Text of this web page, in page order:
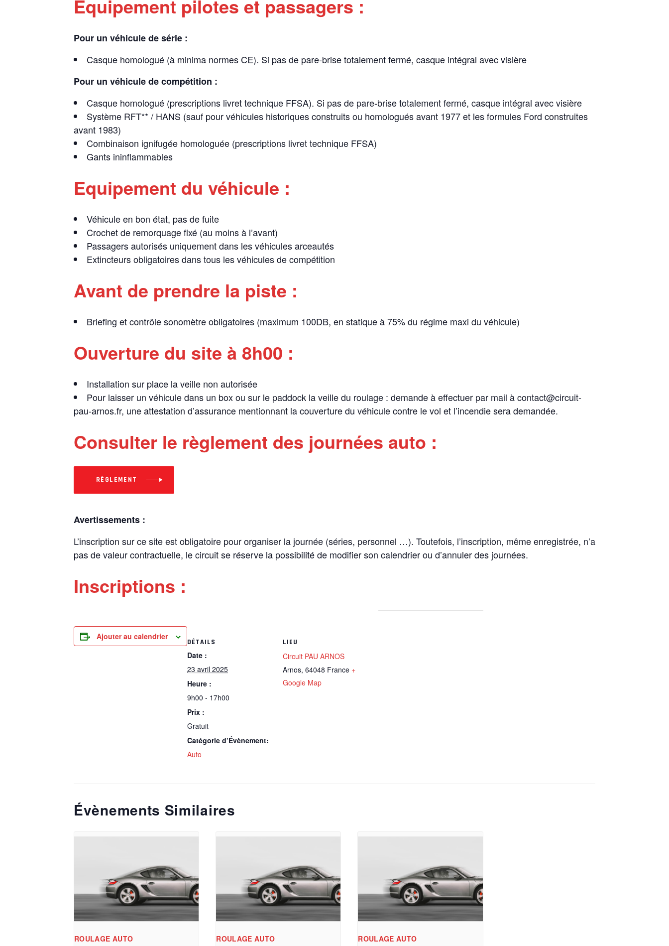
Equipement pilotes et passagers :
Pour un véhicule de série :
Casque homologué (à minima normes CE). Si pas de pare-brise totalement fermé, casque intégral avec visière
Pour un véhicule de compétition :
Casque homologué (prescriptions livret technique FFSA). Si pas de pare-brise totalement fermé, casque intégral avec visière
Système RFT** / HANS (sauf pour véhicules historiques construits ou homologués avant 1977 et les formules Ford construites
avant 1983)
Combinaison ignifugée homologuée (prescriptions livret technique FFSA)
Gants ininflammables
Equipement du véhicule :
Véhicule en bon état, pas de fuite
Crochet de remorquage fixé (au moins à l’avant)
Passagers autorisés uniquement dans les véhicules arceautés
Extincteurs obligatoires dans tous les véhicules de compétition
Avant de prendre la piste :
Briefing et contrôle sonomètre obligatoires (maximum 100DB, en statique à 75% du régime maxi du véhicule)
Ouverture du site à 8h00 :
Installation sur place la veille non autorisée
Pour laisser un véhicule dans un box ou sur le paddock la veille du roulage : demande à effectuer par mail à contact@circuit-
pau-arnos.fr, une attestation d’assurance mentionnant la couverture du véhicule contre le vol et l’incendie sera demandée.
Consulter le règlement des journées auto :
RÈGLEMENT
Avertissements :
L’inscription sur ce site est obligatoire pour organiser la journée (séries, personnel …). Toutefois, l’inscription, même enregistrée, n’a
pas de valeur contractuelle, le circuit se réserve la possibilité de modifier son calendrier ou d’annuler des journées.
Inscriptions :
Ajouter au calendrier
DÉTAILS
Date :
23 avril 2025
Heure :
9h00 - 17h00
Prix :
Gratuit
Catégorie d’Évènement:
Auto
LIEU
Circuit PAU ARNOS
Arnos, 64048 France +
Google Map
Évènements Similaires
ROULAGE AUTO ROULAGE AUTO ROULAGE AUTO